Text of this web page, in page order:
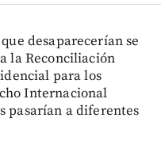
desaparecerían se
la Reconciliación
para los
Internacional
pasarían a diferentes